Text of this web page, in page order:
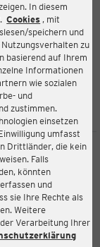
In diesem
Cookies , mit
speichern und
zu
basierend auf Ihrem
Informationen
wie sozialen
und
zustimmen.
einsetzen
umfasst
Drittländer, die kein
Falls
könnten
und
sie Ihre Rechte als
Weitere
Verarbeitung Ihrer